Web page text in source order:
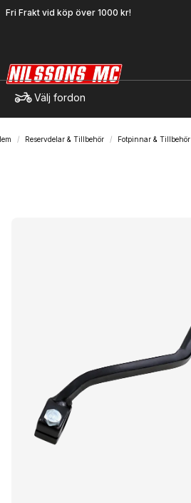
Fri Frakt vid köp över 1000 kr!
Välj fordon
Reservdelar & Tillbehör Fotpinnar & Tillbehör